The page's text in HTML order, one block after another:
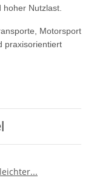
Nutzlast.
Motorsport
praxisorientiert